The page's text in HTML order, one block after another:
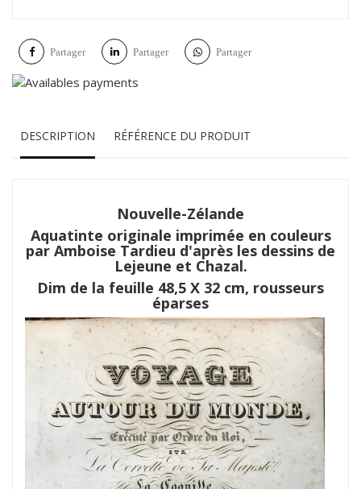
Partager Partager Partager
DESCRIPTION RÉFÉRENCE DU PRODUIT
Nouvelle-Zélande
Aquatinte originale imprimée en couleurs
par Amboise Tardieu d'après les dessins de
Lejeune et Chazal.
Dim de la feuille 48,5 X 32 cm, rousseurs
éparses